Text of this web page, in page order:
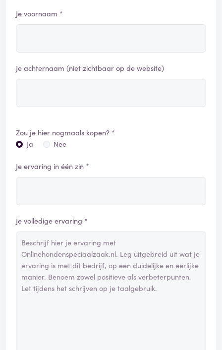
Je voornaam *
Je achternaam (niet zichtbaar op de website)
Zou je hier nogmaals kopen? *
Ja
Nee
Je ervaring in één zin *
Je volledige ervaring *